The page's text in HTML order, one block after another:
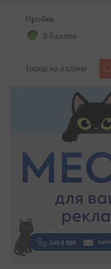
Пробки
0 баллов
Город на ладони